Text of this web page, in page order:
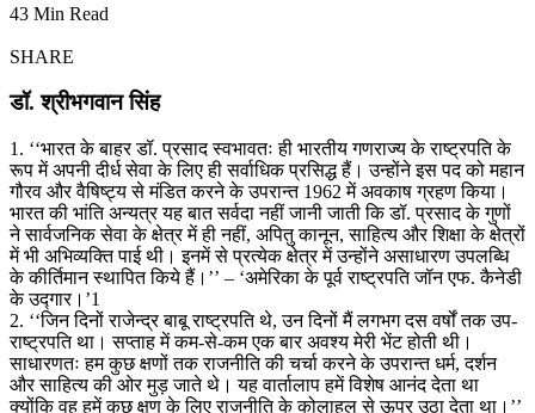
43 Min Read
SHARE
डॉ. श्रीभगवान सिंह
1. ‘‘भारत के बाहर डॉ. प्रसाद स्वभावतः ही भारतीय गणराज्य के राष्ट्रपति के
रूप में अपनी दीर्ध सेवा के लिए ही सर्वाधिक प्रसिद्ध हैं। उन्होंने इस पद को महान
गौरव और वैषिष्ट्य से मंडित करने के उपरान्त 1962 में अवकाष ग्रहण किया।
भारत की भांति अन्यत्र यह बात सर्वदा नहीं जानी जाती कि डॉ. प्रसाद के गुणों
ने सार्वजनिक सेवा के क्षेत्र में ही नहीं, अपितु कानून, साहित्य और शिक्षा के क्षेत्रों
में भी अभिव्यक्ति पाई थी। इनमें से प्रत्येक क्षेत्र में उन्होंने असाधारण उपलब्धि
के कीर्तिमान स्थापित किये हैं।’’ – ‘अमेरिका के पूर्व राष्ट्रपति जॉन एफ. कैनेडी
के उद्गार।’1
2. ‘‘जिन दिनों राजेन्द्र बाबू राष्ट्रपति थे, उन दिनों मैं लगभग दस वर्षों तक उप-
राष्ट्रपति था। सप्ताह में कम-से-कम एक बार अवश्य मेरी भेंट होती थी।
साधारणतः हम कुछ क्षणों तक राजनीति की चर्चा करने के उपरान्त धर्म, दर्शन
और साहित्य की ओर मुड़ जाते थे। यह वार्तालाप हमें विशेष आनंद देता था
क्योंकि वह हमें कुछ क्षण के लिए राजनीति के कोलाहल से ऊपर उठा देता था।’’